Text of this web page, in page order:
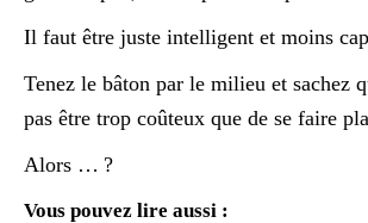
Il faut être juste intelligent et moins
Tenez le bâton par le milieu et sachez
pas être trop coûteux que de se faire
Alors … ?
Vous pouvez lire aussi :